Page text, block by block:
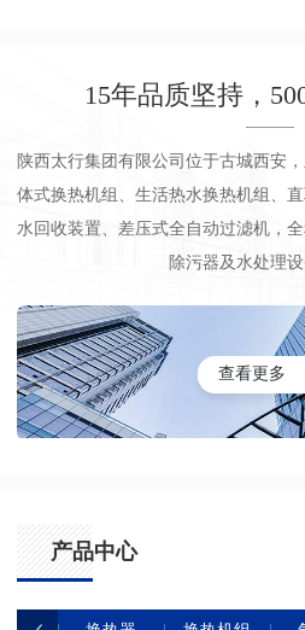
15年品质坚持，
陕西太行集团有限公司位于古城西安
体式换热机组、生活热水换热机组、
水回收装置、差压式全自动过滤机，
除污器及水处理
查看更多
产品中心